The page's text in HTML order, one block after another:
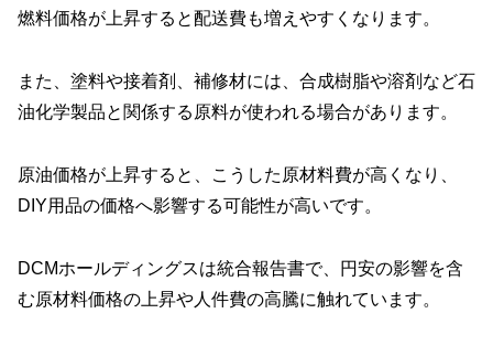
燃料価格が上昇すると配送費も増えやすくなります。
また、塗料や接着剤、補修材には、合成樹脂や溶剤など石
油化学製品と関係する原料が使われる場合があります。
原油価格が上昇すると、こうした原材料費が高くなり、
DIY用品の価格へ影響する可能性が高いです。
DCMホールディングスは統合報告書で、円安の影響を含
む原材料価格の上昇や人件費の高騰に触れています。